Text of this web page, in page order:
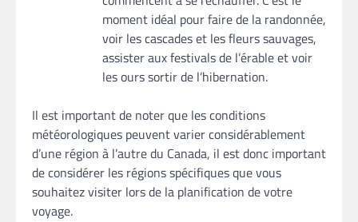
moment idéal pour faire de la randonnée,
voir les cascades et les fleurs sauvages,
assister aux festivals de l’érable et voir
les ours sortir de l’hibernation.
Il est important de noter que les conditions
météorologiques peuvent varier considérablement
d’une région à l’autre du Canada, il est donc important
de considérer les régions spécifiques que vous
souhaitez visiter lors de la planification de votre
voyage.